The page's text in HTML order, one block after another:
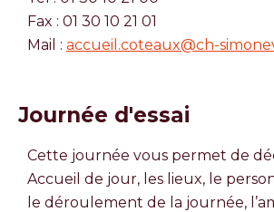
Fax : 01 30 10 21 01
Mail : accueil.coteaux@ch-
Journée d'essai
Cette journée vous permet de
Accueil de jour, les lieux, le
le déroulement de la journée,